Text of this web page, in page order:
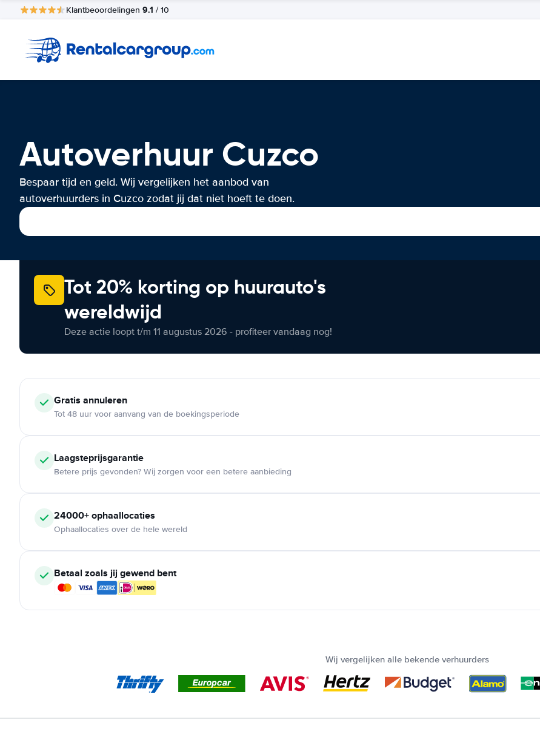
Klantbeoordelingen 9.1 / 10
Autoverhuur Cuzco
Bespaar tijd en geld. Wij vergelijken het aanbod van
autoverhuurders in Cuzco zodat jij dat niet hoeft te doen.
Tot 20% korting op huurauto's
wereldwijd
Deze actie loopt t/m 11 augustus 2026 - profiteer vandaag nog!
Gratis annuleren
Tot 48 uur voor aanvang van de boekingsperiode
Laagsteprijsgarantie
Betere prijs gevonden? Wij zorgen voor een betere aanbieding
24000+ ophaallocaties
Ophaallocaties over de hele wereld
Betaal zoals jij gewend bent
Wij vergelijken alle bekende verhuurders